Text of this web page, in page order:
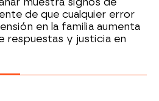
de que cualquier error
en la familia aumenta
respuestas y justicia en